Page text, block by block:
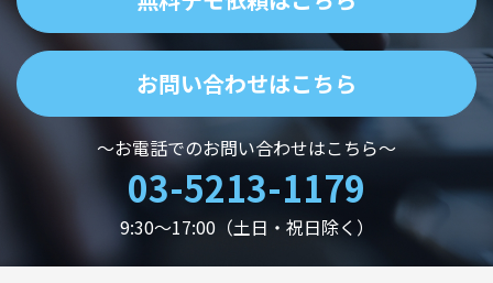
お問い合わせはこちら
～お電話でのお問い合わせはこちら～
03-5213-1179
9:30～17:00（土日・祝日除く）